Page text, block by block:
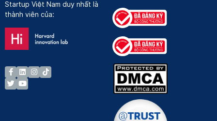
Startup Việt Nam duy nhất là
thành viên của: